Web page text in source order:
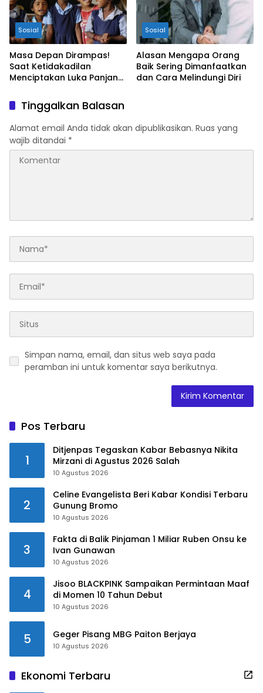
Sosial
Masa Depan Dirampas!
Saat Ketidakadilan
Menciptakan Luka Panjang
Sosial
Alasan Mengapa Orang
Baik Sering Dimanfaatkan
dan Cara Melindungi Diri
Tinggalkan Balasan
Alamat email Anda tidak akan dipublikasikan. Ruas yang
wajib ditandai *
Simpan nama, email, dan situs web saya pada
peramban ini untuk komentar saya berikutnya.
Pos Terbaru
1
Ditjenpas Tegaskan Kabar Bebasnya Nikita
Mirzani di Agustus 2026 Salah
10 Agustus 2026
2
Celine Evangelista Beri Kabar Kondisi Terbaru
Gunung Bromo
10 Agustus 2026
3
Fakta di Balik Pinjaman 1 Miliar Ruben Onsu ke
Ivan Gunawan
10 Agustus 2026
4
Jisoo BLACKPINK Sampaikan Permintaan Maaf
di Momen 10 Tahun Debut
10 Agustus 2026
5 Geger Pisang MBG Paiton Berjaya
10 Agustus 2026
Ekonomi Terbaru